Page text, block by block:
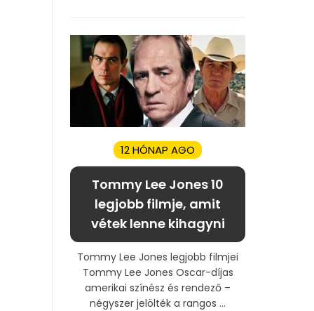
12 HÓNAP AGO
Tommy Lee Jones 10
legjobb filmje, amit
vétek lenne kihagyni
Tommy Lee Jones legjobb filmjei
Tommy Lee Jones Oscar-díjas
amerikai színész és rendező –
négyszer jelölték a rangos ...